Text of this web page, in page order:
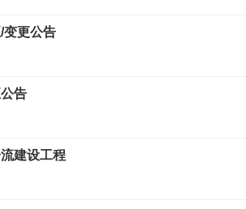
变更公告
告
建设工程